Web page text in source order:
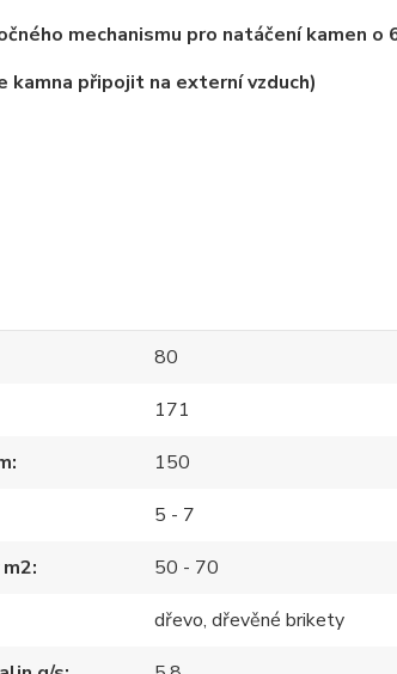
mechanismu pro natáčení kamen o
připojit na externí vzduch)
80
171
150
5 - 7
50 - 70
dřevo, dřevěné brikety